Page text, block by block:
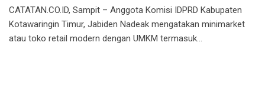
CATATAN.CO.ID, Sampit – Anggota Komisi IDPRD Kabupaten
Kotawaringin Timur, Jabiden Nadeak mengatakan minimarket
atau toko retail modern dengan UMKM termasuk…